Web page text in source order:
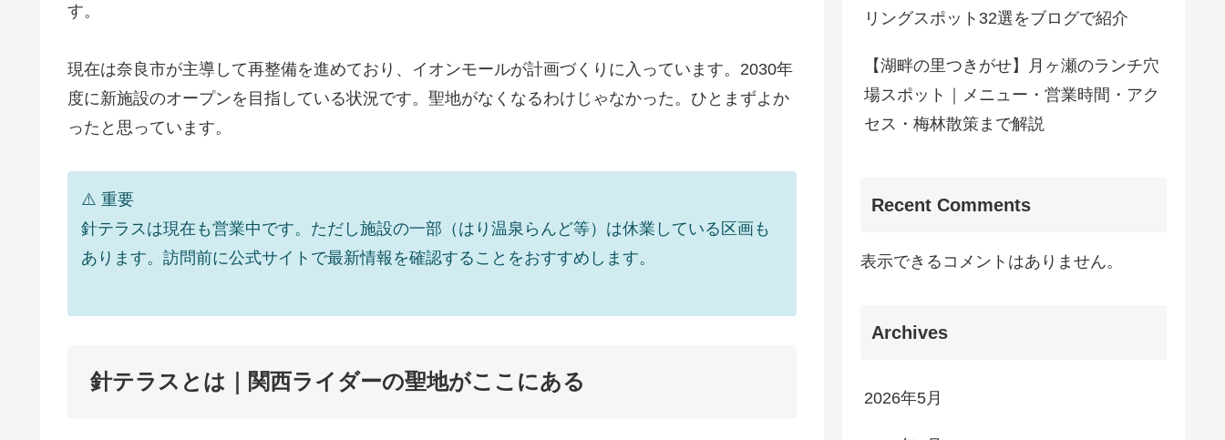
す。
現在は奈良市が主導して再整備を進めており、イオンモールが計画づくりに入っています。2030年
度に新施設のオープンを目指している状況です。聖地がなくなるわけじゃなかった。ひとまずよか
ったと思っています。
⚠️ 重要
針テラスは現在も営業中です。ただし施設の一部（はり温泉らんど等）は休業している区画も
あります。訪問前に公式サイトで最新情報を確認することをおすすめします。
針テラスとは｜関西ライダーの聖地がここにある
リングスポット32選をブログで紹介
【湖畔の里つきがせ】月ヶ瀬のランチ穴
場スポット｜メニュー・営業時間・アク
セス・梅林散策まで解説
Recent Comments
表示できるコメントはありません。
Archives
2026年5月